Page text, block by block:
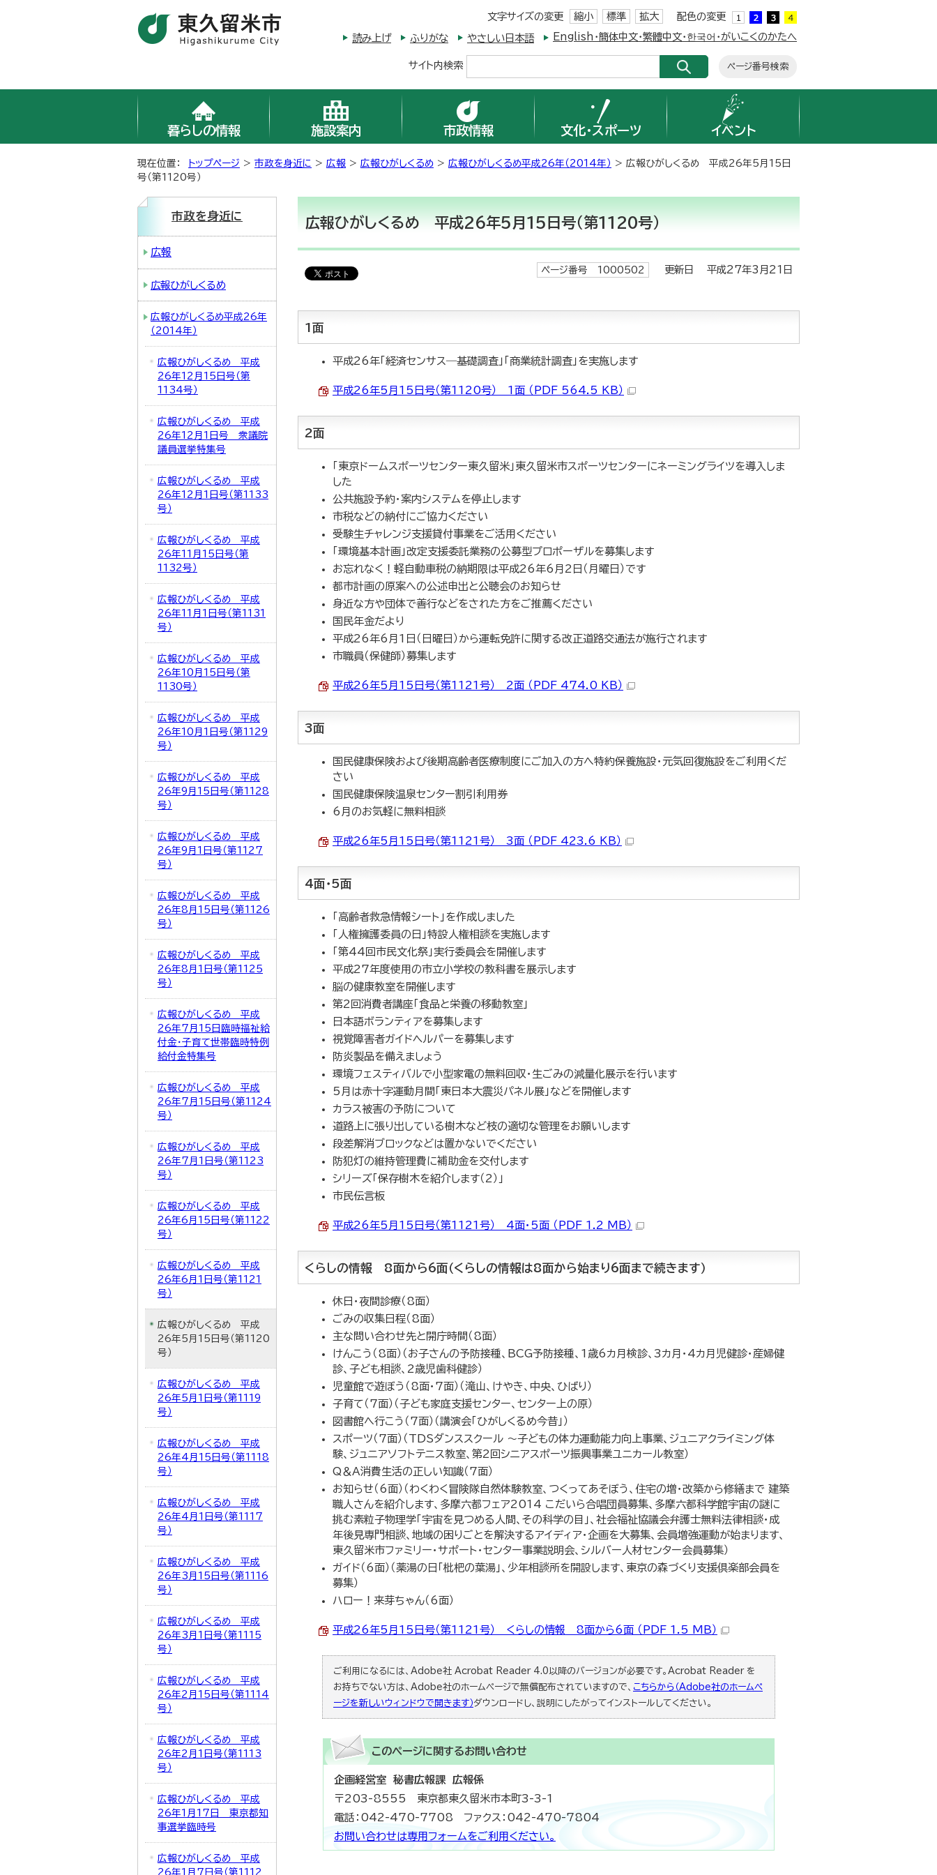
文字サイズの変更 縮小 標準 拡大 配色の変更
読み上げ ふりがな やさしい日本語 English・簡体中文・繁體中文・한국어・がいこくのかたへ
サイト内検索 ページ番号検索
暮らしの情報 施設案内 市政情報 文化・スポーツ イベント
現在位置： トップページ > 市政を身近に > 広報 > 広報ひがしくるめ > 広報ひがしくるめ平成26年（2014年） > 広報ひがしくるめ 平成26年5月15日
号（第1120号）
広報ひがしくるめ 平成26年5月15日号（第1120号）
ページ番号 1000502 更新日 平成27年3月21日
1面
平成26年「経済センサス―基礎調査」「商業統計調査」を実施します
平成26年5月15日号（第1120号） 1面 （PDF 564.5 KB）
2面
「東京ドームスポーツセンター東久留米」東久留米市スポーツセンターにネーミングライツを導入しま
した
公共施設予約・案内システムを停止します
市税などの納付にご協力ください
受験生チャレンジ支援貸付事業をご活用ください
「環境基本計画」改定支援委託業務の公募型プロポーザルを募集します
お忘れなく！軽自動車税の納期限は平成26年6月2日（月曜日）です
都市計画の原案への公述申出と公聴会のお知らせ
身近な方や団体で善行などをされた方をご推薦ください
国民年金だより
平成26年6月1日（日曜日）から運転免許に関する改正道路交通法が施行されます
市職員（保健師）募集します
平成26年5月15日号（第1121号） 2面 （PDF 474.0 KB）
3面
国民健康保険および後期高齢者医療制度にご加入の方へ特約保養施設・元気回復施設をご利用くだ
さい
国民健康保険温泉センター割引利用券
6月のお気軽に無料相談
平成26年5月15日号（第1121号） 3面 （PDF 423.6 KB）
4面・5面
「高齢者救急情報シート」を作成しました
「人権擁護委員の日」特設人権相談を実施します
「第44回市民文化祭」実行委員会を開催します
平成27年度使用の市立小学校の教科書を展示します
脳の健康教室を開催します
第2回消費者講座「食品と栄養の移動教室」
日本語ボランティアを募集します
視覚障害者ガイドヘルパーを募集します
防炎製品を備えましょう
環境フェスティバルで小型家電の無料回収・生ごみの減量化展示を行います
5月は赤十字運動月間「東日本大震災パネル展」などを開催します
カラス被害の予防について
道路上に張り出している樹木など枝の適切な管理をお願いします
段差解消ブロックなどは置かないでください
防犯灯の維持管理費に補助金を交付します
シリーズ「保存樹木を紹介します（2）」
市民伝言板
平成26年5月15日号（第1121号） 4面・5面 （PDF 1.2 MB）
くらしの情報 8面から6面（くらしの情報は8面から始まり6面まで続きます）
休日・夜間診療（8面）
ごみの収集日程（8面）
主な問い合わせ先と開庁時間（8面）
けんこう（8面）（お子さんの予防接種、BCG予防接種、1歳6カ月検診、3カ月・4カ月児健診・産婦健
診、子ども相談、2歳児歯科健診）
児童館で遊ぼう（8面・7面）（滝山、けやき、中央、ひばり）
子育て（7面）（子ども家庭支援センター、センター上の原）
図書館へ行こう（7面）（講演会「ひがしくるめ今昔」）
スポーツ（7面）（TDSダンススクール ～子どもの体力運動能力向上事業、ジュニアクライミング体
験、ジュニアソフトテニス教室、第2回シニアスポーツ振興事業ユニカール教室）
Q＆A消費生活の正しい知識（7面）
お知らせ（6面）（わくわく冒険隊自然体験教室、つくってあそぼう、住宅の増・改築から修繕まで 建築
職人さんを紹介します、多摩六都フェア2014 こだいら合唱団員募集、多摩六都科学館宇宙の謎に
挑む素粒子物理学「宇宙を見つめる人間、その科学の目」、社会福祉協議会弁護士無料法律相談・成
年後見専門相談、地域の困りごとを解決するアイディア・企画を大募集、会員増強運動が始まります、
東久留米市ファミリー・サポート・センター事業説明会、シルバー人材センター会員募集）
ガイド（6面）（薬湯の日「枇杷の葉湯」、少年相談所を開設します、東京の森づくり支援倶楽部会員を
募集）
ハロー！来芽ちゃん（6面）
平成26年5月15日号（第1121号） くらしの情報 8面から6面 （PDF 1.5 MB）
ご利用になるには、Adobe社 Acrobat Reader 4.0以降のバージョンが必要です。Acrobat Reader を
お持ちでない方は、Adobe社のホームページで無償配布されていますので、 こちらから（Adobe社のホームペ
ージを新しいウィンドウで開きます）ダウンロードし、説明にしたがってインストールしてください。
このページに関するお問い合わせ
企画経営室 秘書広報課 広報係
〒203-8555 東京都東久留米市本町3-3-1
電話：042-470-7708 ファクス：042-470-7804
お問い合わせは専用フォームをご利用ください。
市政を身近に
広報
広報ひがしくるめ
広報ひがしくるめ平成26年
（2014年）
広報ひがしくるめ 平成
26年12月15日号（第
1134号）
広報ひがしくるめ 平成
26年12月1日号 衆議院
議員選挙特集号
広報ひがしくるめ 平成
26年12月1日号（第1133
号）
広報ひがしくるめ 平成
26年11月15日号（第
1132号）
広報ひがしくるめ 平成
26年11月1日号（第1131
号）
広報ひがしくるめ 平成
26年10月15日号（第
1130号）
広報ひがしくるめ 平成
26年10月1日号（第1129
号）
広報ひがしくるめ 平成
26年9月15日号（第1128
号）
広報ひがしくるめ 平成
26年9月1日号（第1127
号）
広報ひがしくるめ 平成
26年8月15日号（第1126
号）
広報ひがしくるめ 平成
26年8月1日号（第1125
号）
広報ひがしくるめ 平成
26年7月15日臨時福祉給
付金・子育て世帯臨時特例
給付金特集号
広報ひがしくるめ 平成
26年7月15日号（第1124
号）
広報ひがしくるめ 平成
26年7月1日号（第1123
号）
広報ひがしくるめ 平成
26年6月15日号（第1122
号）
広報ひがしくるめ 平成
26年6月1日号（第1121
号）
広報ひがしくるめ 平成
26年5月15日号（第1120
号）
広報ひがしくるめ 平成
26年5月1日号（第1119
号）
広報ひがしくるめ 平成
26年4月15日号（第1118
号）
広報ひがしくるめ 平成
26年4月1日号（第1117
号）
広報ひがしくるめ 平成
26年3月15日号（第1116
号）
広報ひがしくるめ 平成
26年3月1日号（第1115
号）
広報ひがしくるめ 平成
26年2月15日号（第1114
号）
広報ひがしくるめ 平成
26年2月1日号（第1113
号）
広報ひがしくるめ 平成
26年1月17日 東京都知
事選挙臨時号
広報ひがしくるめ 平成
26年1月7日号（第1112